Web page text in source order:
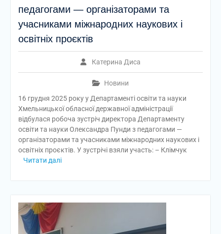
педагогами — організаторами та
учасниками міжнародних наукових і
освітніх проєктів
Катерина Диса
Новини
16 грудня 2025 року у Департаменті освіти та науки
Хмельницької обласної державної адміністрації
відбулася робоча зустріч директора Департаменту
освіти та науки Олександра Пунди з педагогами —
організаторами та учасниками міжнародних наукових і
освітніх проєктів. У зустрічі взяли участь: – Клімчук
Читати далі